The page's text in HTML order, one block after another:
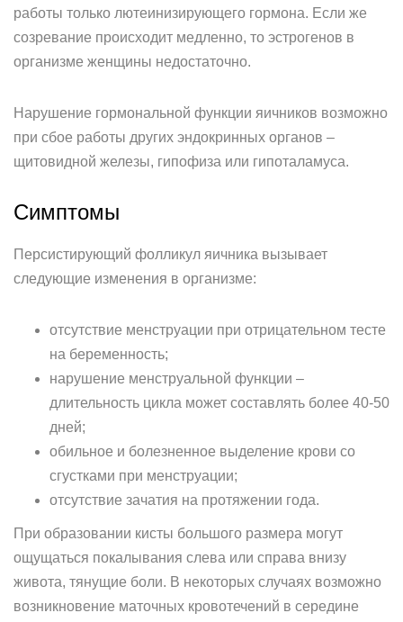
работы только лютеинизирующего гормона. Если же
созревание происходит медленно, то эстрогенов в
организме женщины недостаточно.
Нарушение гормональной функции яичников возможно
при сбое работы других эндокринных органов –
щитовидной железы, гипофиза или гипоталамуса.
Симптомы
Персистирующий фолликул яичника вызывает
следующие изменения в организме:
отсутствие менструации при отрицательном тесте
на беременность;
нарушение менструальной функции –
длительность цикла может составлять более 40-50
дней;
обильное и болезненное выделение крови со
сгустками при менструации;
отсутствие зачатия на протяжении года.
При образовании кисты большого размера могут
ощущаться покалывания слева или справа внизу
живота, тянущие боли. В некоторых случаях возможно
возникновение маточных кровотечений в середине